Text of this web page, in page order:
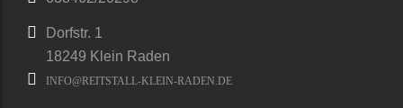
Dorfstr. 1
18249 Klein Raden
INFO@REITSTALL-KLEIN-RADEN.DE